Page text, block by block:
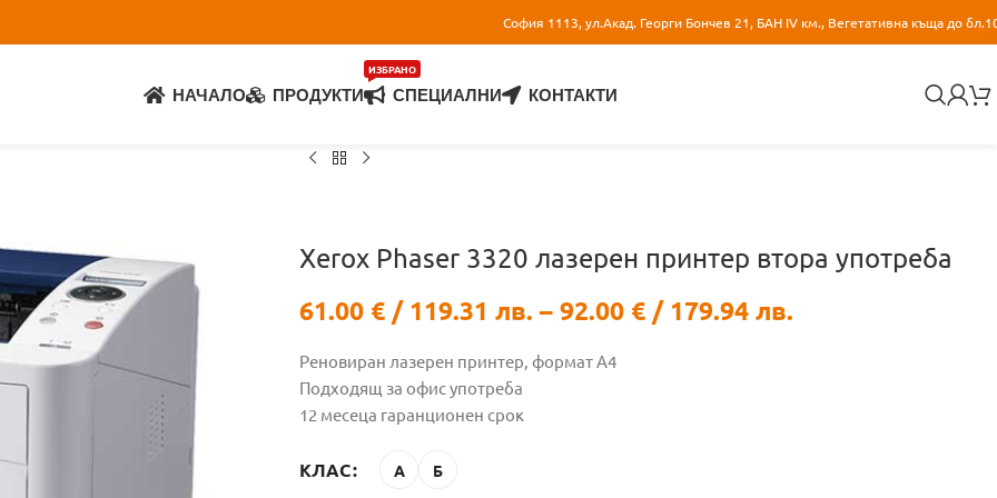
София 1113, ул.Акад. Георги Бончев 21, БАН IV км., Вегетативна къща до
НАЧАЛО ПРОДУКТИ СПЕЦИАЛНИ
ИЗБРАНО
КОНТАКТИ
Xerox Phaser 3320 лазерен принтер втора употреба
61.00 € / 119.31 лв. – 92.00 € / 179.94 лв.
Реновиран лазерен принтер, формат А4
Подходящ за офис употреба
12 месеца гаранционен срок
КЛАС А Б